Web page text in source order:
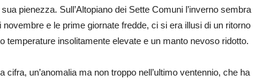
pienezza. Sull’Altopiano dei Sette Comuni l’inverno sembra
e le prime giornate fredde, ci si era illusi di un ritorno
temperature insolitamente elevate e un manto nevoso ridotto.
un’anomalia ma non troppo nell’ultimo ventennio, che ha